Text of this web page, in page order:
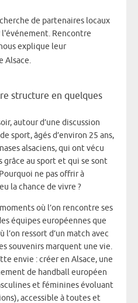
de partenaires locaux
Rencontre
explique leur
Alsace.
structure en quelques
autour d’une discussion
sport, âgés d’environ 25 ans,
alsaciens, qui ont vécu
grâce au sport et qui se sont
ne pas offrir à
la chance de vivre ?
où l’on rencontre ses
équipes européennes que
l’on ressort d’un match avec
souvenirs marquent une vie.
envie : créer en Alsace, une
de handball européen
et féminines évoluant
accessible à toutes et